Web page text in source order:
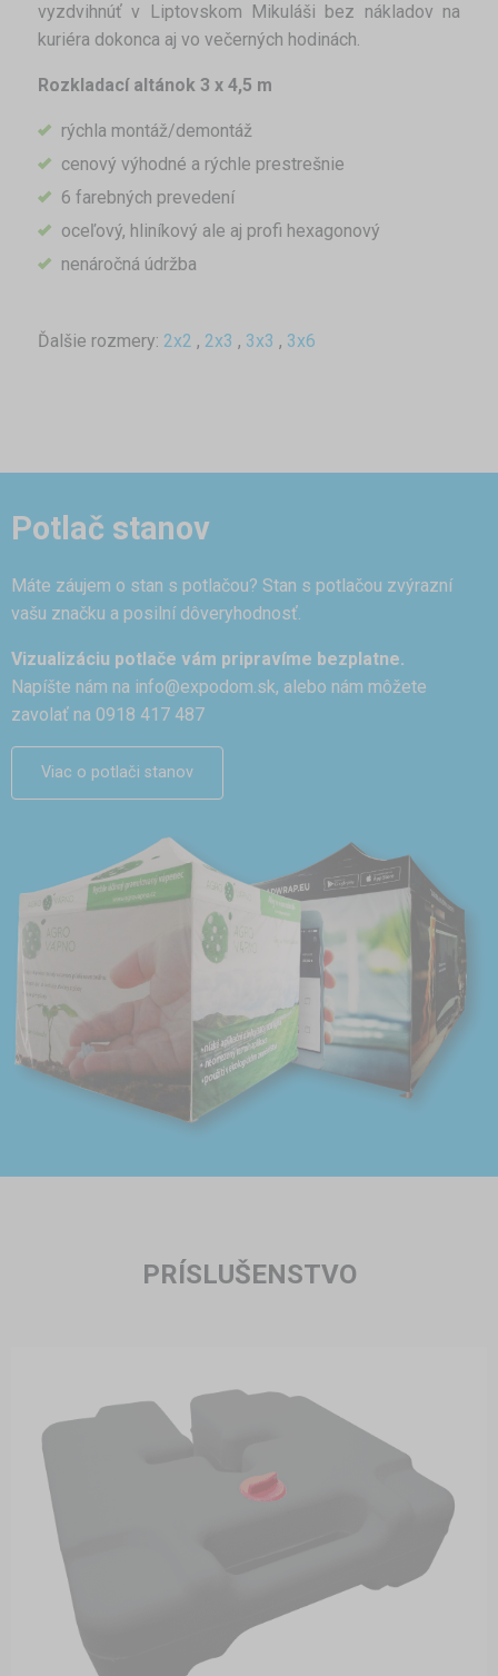
vyzdvihnúť v Liptovskom Mikuláši bez nákladov na
kuriéra dokonca aj vo večerných hodinách.
Rozkladací altánok 3 x 4,5 m
rýchla montáž/demontáž
cenový výhodné a rýchle prestrešnie
6 farebných prevedení
oceľový, hliníkový ale aj profi hexagonový
nenáročná údržba
Ďalšie rozmery: 2x2 , 2x3 , 3x3 , 3x6
Potlač stanov
Máte záujem o stan s potlačou? Stan s potlačou zvýrazní
vašu značku a posilní dôveryhodnosť.
Vizualizáciu potlače vám pripravíme bezplatne.
Napíšte nám na info@expodom.sk, alebo nám môžete
zavolať na 0918 417 487
Viac o potlači stanov
PRÍSLUŠENSTVO